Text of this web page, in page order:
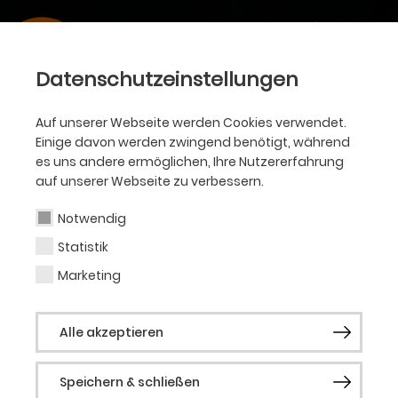
Datenschutzeinstellungen
Auf unserer Webseite werden Cookies verwendet.
Einige davon werden zwingend benötigt, während
es uns andere ermöglichen, Ihre Nutzererfahrung
auf unserer Webseite zu verbessern.
Notwendig
Statistik
Marketing
Alle akzeptieren
Speichern & schließen